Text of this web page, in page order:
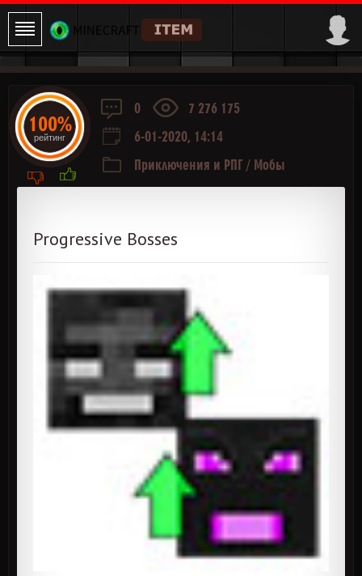
0
7 276 175
6-01-2020, 14:14
Приключения и РПГ / Мобы
Progressive Bosses
100%
рейтинг